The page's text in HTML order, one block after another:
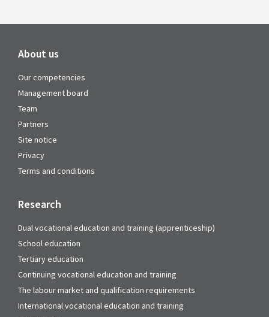
About us
Our competencies
Management board
Team
Partners
Site notice
Privacy
Terms and conditions
Research
Dual vocational education and training (apprenticeship)
School education
Tertiary education
Continuing vocational education and training
The labour market and qualification requirements
International vocational education and training